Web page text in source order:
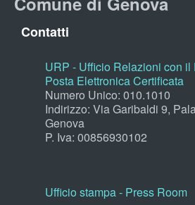
Contatti
URP - Ufficio Relazioni con il
Posta Elettronica Certificata
Numero Unico: 010.1010
Indirizzo: Via Garibaldi 9,
Genova
P. Iva: 00856930102
Ufficio stampa - Press Room